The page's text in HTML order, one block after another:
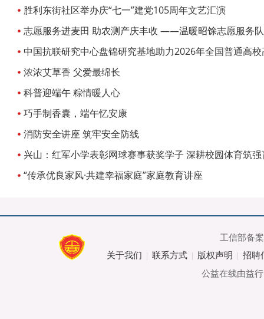
胜利东街社区举办庆“七一”建党105周年文艺汇演
志愿服务进麦田 助农测产庆丰收 ——温暖昭馀志愿服务
收中国抗联研究中心盘锦研究基地助力2026年全国普通高
浓浓艾草香 父爱最绵长
科普迎端午 粽情暖人心
巧手制香囊，端午忆安康
消防安全讲座 筑牢安全防线
兴山：红军小学表彰网球赛事获奖学子 深耕校园体育筑
“传承优良家风·共建幸福家庭”家庭教育讲座
工信部备
关于我们 | 联系方式 | 版权声明 | 招聘
公益在线由益